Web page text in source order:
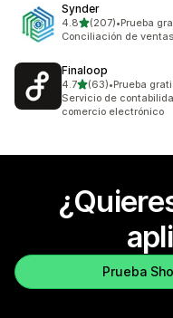
Synder
4.8de 5 estrellas
(207)
207 reseñas en total
•Prueba
Conciliación de
Finaloop
4.7de 5 estrellas
(63)
63 reseñas en total
•Prueba
Servicio de
comercio electrónico
Prueba